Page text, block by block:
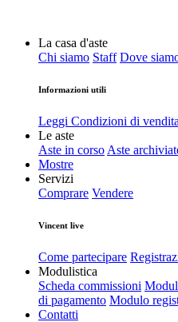
La casa d'aste
Chi siamo Staff Dove
Informazioni utili
Leggi Condizioni di vendita
Le aste
Aste in corso Aste
Mostre
Servizi
Comprare Vendere
Vincent live
Come partecipare
Modulistica
Scheda commissioni
di pagamento Modulo
Contatti